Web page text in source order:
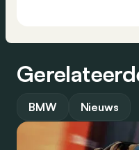
BMW Nieuws